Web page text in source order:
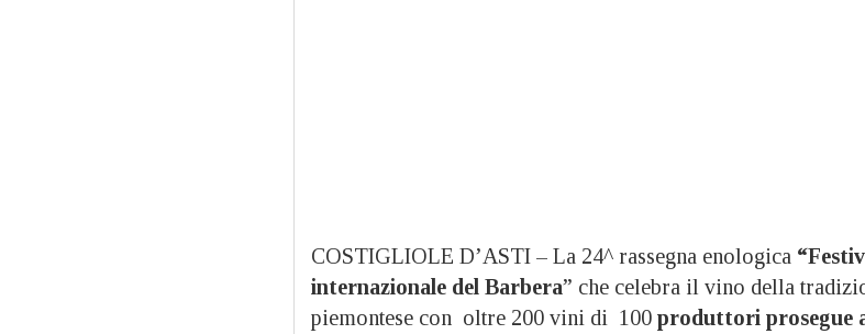
COSTIGLIOLE D’ASTI – La 24^ rassegna enologica
internazionale del Barbera” che celebra il vino della
piemontese con oltre 200 vini di 100 produttori prosegue